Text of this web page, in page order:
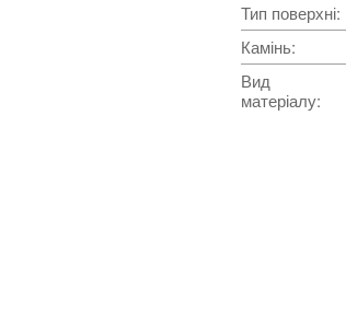
Тип поверхні:
Камінь:
Вид
матеріалу: